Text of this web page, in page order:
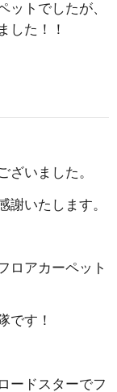
ットでしたが、
した！！
ざいました。
謝いたします。
ロアカーペット
です！
ードスターでフ